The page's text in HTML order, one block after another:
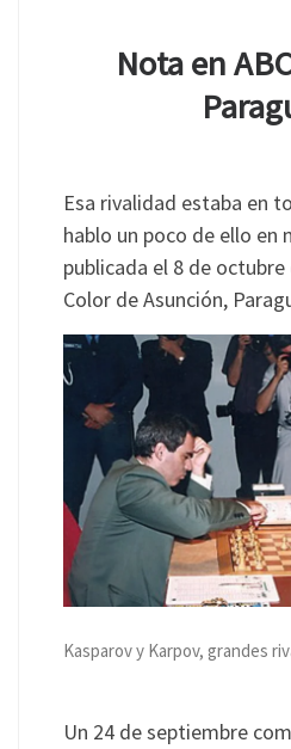
Nota en
Esa rivalidad estaba en
hablo un poco de ello en
publicada el 8 de octubre
Color de Asunción,
Kasparov y Karpov, grandes
Un 24 de septiembre